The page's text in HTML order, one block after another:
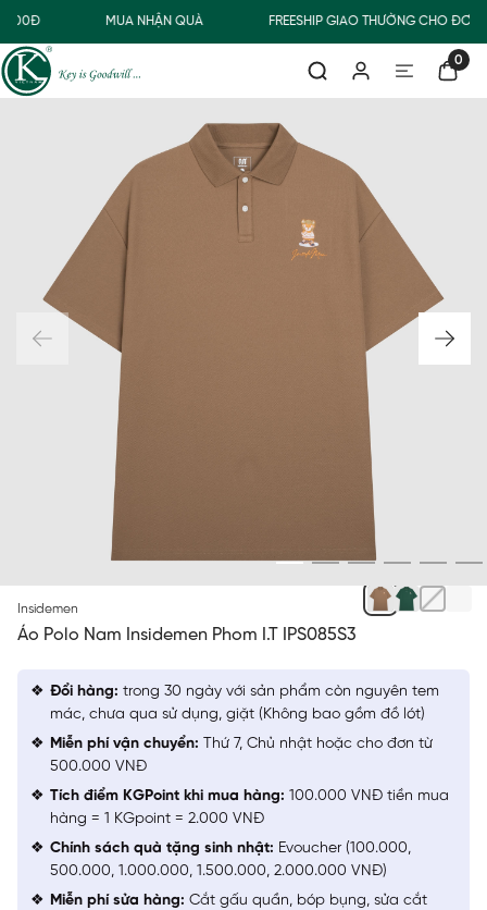
MUA NHẬN QUÀ FREESHIP GIAO THƯỜNG CHO
0
Insidemen
Áo Polo Nam Insidemen Phom I.T IPS085S3
Đổi hàng: trong 30 ngày với sản phẩm còn nguyên tem
mác, chưa qua sử dụng, giặt (Không bao gồm đồ lót)
Miễn phí vận chuyển: Thứ 7, Chủ nhật hoặc cho đơn từ
500.000 VNĐ
Tích điểm KGPoint khi mua hàng: 100.000 VNĐ tiền mua
hàng = 1 KGpoint = 2.000 VNĐ
Chính sách quà tặng sinh nhật: Evoucher (100.000,
500.000, 1.000.000, 1.500.000, 2.000.000 VNĐ)
Miễn phí sửa hàng: Cắt gấu quần, bóp bụng, sửa cắt